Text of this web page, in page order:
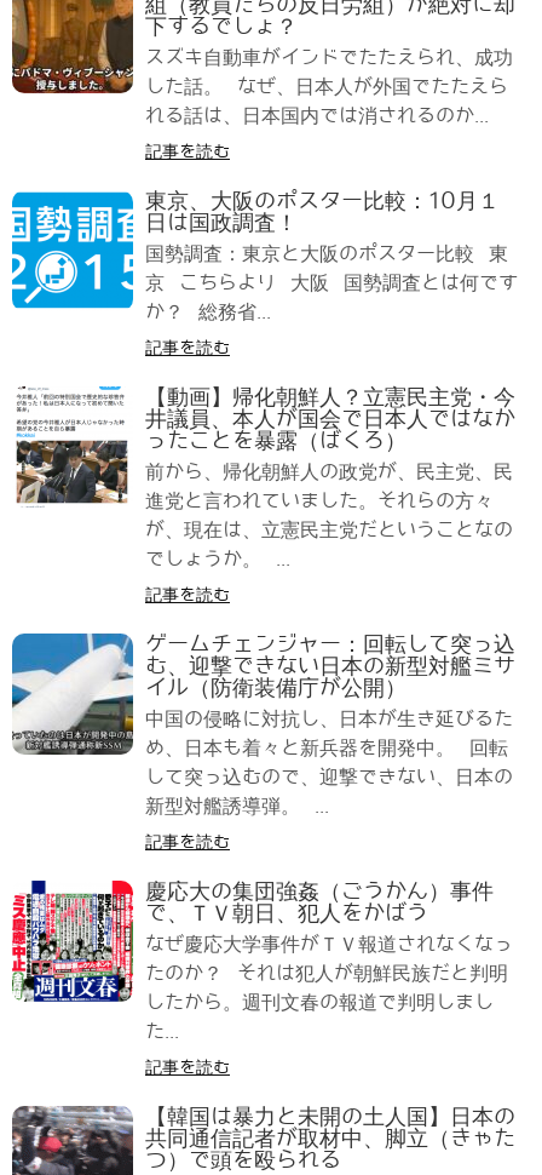
組（教員たちの反日労組）が絶対に却
下するでしょ？
スズキ自動車がインドでたたえられ、成功
した話。 なぜ、日本人が外国でたたえら
れる話は、日本国内では消されるのか...
記事を読む
東京、大阪のポスター比較：10月１
日は国政調査！
国勢調査：東京と大阪のポスター比較 東
京 こちらより 大阪 国勢調査とは何です
か？ 総務省...
記事を読む
【動画】帰化朝鮮人？立憲民主党・今
井議員、本人が国会で日本人ではなか
ったことを暴露（ばくろ）
前から、帰化朝鮮人の政党が、民主党、民
進党と言われていました。それらの方々
が、現在は、立憲民主党だということなの
でしょうか。 ...
記事を読む
ゲームチェンジャー：回転して突っ込
む、迎撃できない日本の新型対艦ミサ
イル（防衛装備庁が公開）
中国の侵略に対抗し、日本が生き延びるた
め、日本も着々と新兵器を開発中。 回転
して突っ込むので、迎撃できない、日本の
新型対艦誘導弾。 ...
記事を読む
慶応大の集団強姦（ごうかん）事件
で、ＴＶ朝日、犯人をかばう
なぜ慶応大学事件がＴＶ報道されなくなっ
たのか？ それは犯人が朝鮮民族だと判明
したから。週刊文春の報道で判明しまし
た...
記事を読む
【韓国は暴力と未開の土人国】日本の
共同通信記者が取材中、脚立（きゃた
つ）で頭を殴られる